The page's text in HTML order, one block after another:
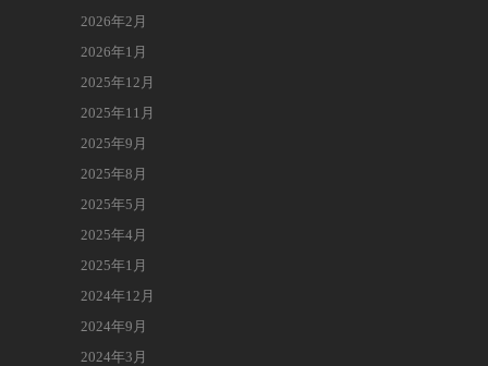
2026年2月
2026年1月
2025年12月
2025年11月
2025年9月
2025年8月
2025年5月
2025年4月
2025年1月
2024年12月
2024年9月
2024年3月